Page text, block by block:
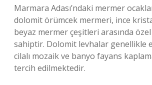
Marmara Adası’ndaki mermer
dolomit örümcek mermeri, ince
beyaz mermer çeşitleri arasında
sahiptir. Dolomit levhalar genellikle
cilalı mozaik ve banyo fayans
tercih edilmektedir.